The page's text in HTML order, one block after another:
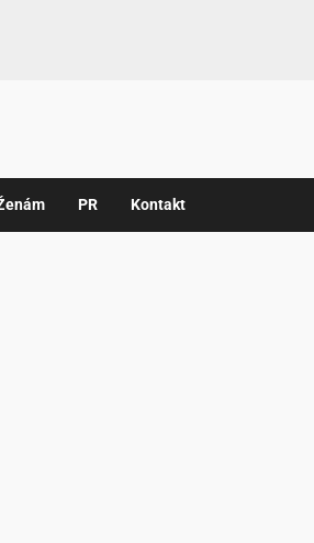
PR Kontakt